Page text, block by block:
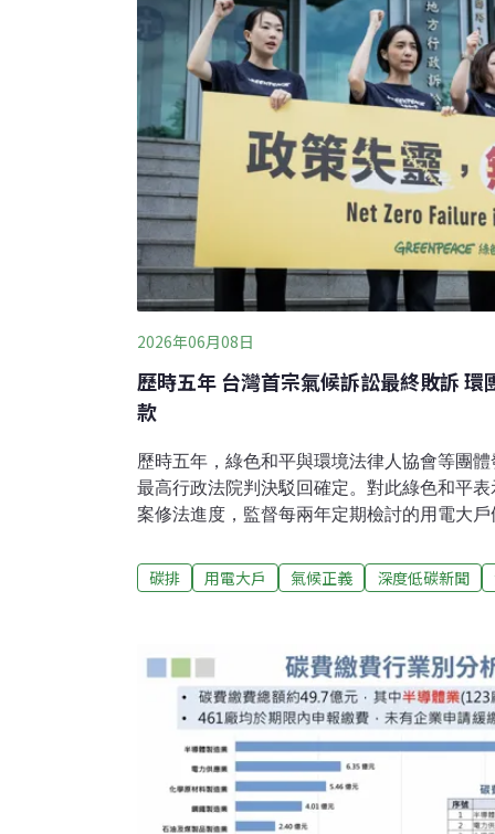
等通路買到，目前EcoFlow公司是
2026年06月08日
歷時五年 台灣首宗氣候訴訟最終敗訴 環
款
歷時五年，綠色和平與環境法律人協會等團
最高行政法院判決駁回確定。對此綠色和平
案修法進度，監督每兩年定期檢討的用電大
展條例》第12條與相關子法於2021年上路，
需負起使用再生能源責任。根據經濟部能源
備、購買綠電、繳納代金等方式替代。
碳排 用電大戶 氣候正義 深度低碳新聞